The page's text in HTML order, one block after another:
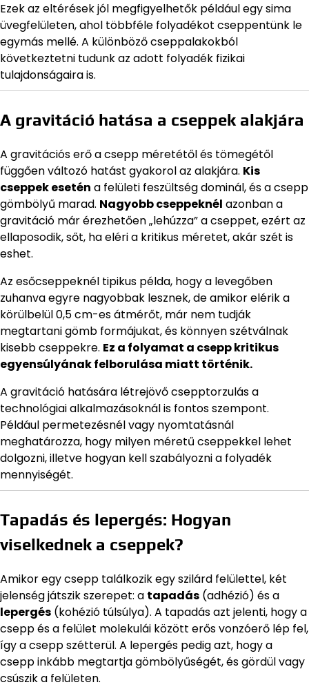
Ezek az eltérések jól megfigyelhetők például egy sima
üvegfelületen, ahol többféle folyadékot cseppentünk le
egymás mellé. A különböző cseppalakokból
következtetni tudunk az adott folyadék fizikai
tulajdonságaira is.
A gravitáció hatása a cseppek alakjára
A gravitációs erő a csepp méretétől és tömegétől
függően változó hatást gyakorol az alakjára. Kis
cseppek esetén a felületi feszültség dominál, és a csepp
gömbölyű marad. Nagyobb cseppeknél azonban a
gravitáció már érezhetően „lehúzza” a cseppet, ezért az
ellaposodik, sőt, ha eléri a kritikus méretet, akár szét is
eshet.
Az esőcseppeknél tipikus példa, hogy a levegőben
zuhanva egyre nagyobbak lesznek, de amikor elérik a
körülbelül 0,5 cm-es átmérőt, már nem tudják
megtartani gömb formájukat, és könnyen szétválnak
kisebb cseppekre. Ez a folyamat a csepp kritikus
egyensúlyának felborulása miatt történik.
A gravitáció hatására létrejövő csepptorzulás a
technológiai alkalmazásoknál is fontos szempont.
Például permetezésnél vagy nyomtatásnál
meghatározza, hogy milyen méretű cseppekkel lehet
dolgozni, illetve hogyan kell szabályozni a folyadék
mennyiségét.
Tapadás és lepergés: Hogyan
viselkednek a cseppek?
Amikor egy csepp találkozik egy szilárd felülettel, két
jelenség játszik szerepet: a tapadás (adhézió) és a
lepergés (kohézió túlsúlya). A tapadás azt jelenti, hogy a
csepp és a felület molekulái között erős vonzóerő lép fel,
így a csepp szétterül. A lepergés pedig azt, hogy a
csepp inkább megtartja gömbölyűségét, és gördül vagy
csúszik a felületen.